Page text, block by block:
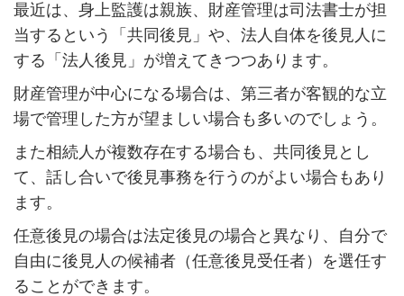
最近は、身上監護は親族、財産管理は司法書士が担
当するという「共同後見」や、法人自体を後見人に
する「法人後見」が増えてきつつあります。
財産管理が中心になる場合は、第三者が客観的な立
場で管理した方が望ましい場合も多いのでしょう。
また相続人が複数存在する場合も、共同後見とし
て、話し合いで後見事務を行うのがよい場合もあり
ます。
任意後見の場合は法定後見の場合と異なり、自分で
自由に後見人の候補者（任意後見受任者）を選任す
ることができます。